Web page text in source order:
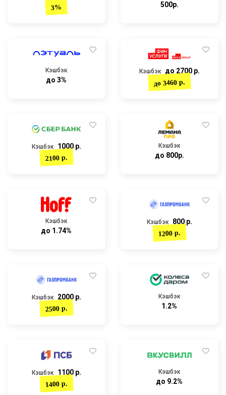
3% 500р.
Кэшбэк
до 3%
Кэшбэк до 2700 р.
до 3460 р.
Кэшбэк 1000 р.
2100 р.
Кэшбэк
до 800р.
Кэшбэк
до 1.74%
Кэшбэк 800 р.
1200 р.
Кэшбэк 2000 р.
2500 р.
Кэшбэк
1.2%
Кэшбэк 1100 р.
1400 р.
Кэшбэк
до 9.2%